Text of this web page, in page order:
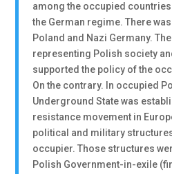
among the occupied
the German regime. There
Poland and Nazi Germany.
representing Polish society
supported the policy of the
On the contrary. In occupied
Underground State was
resistance movement in
political and military
occupier. Those structures
Polish Government-in-exile